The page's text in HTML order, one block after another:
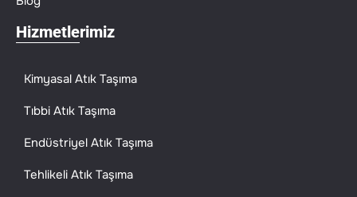
Hizmetlerimiz
Kimyasal Atık Taşıma
Tıbbi Atık Taşıma
Endüstriyel Atık Taşıma
Tehlikeli Atık Taşıma